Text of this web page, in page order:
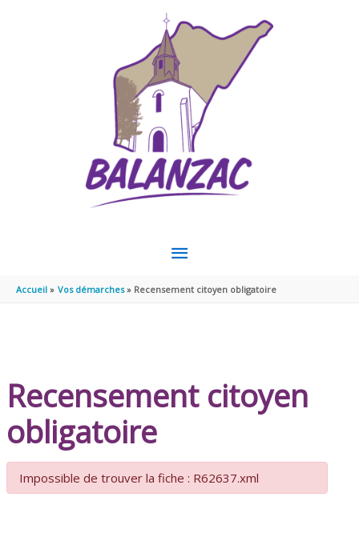
MENU
PRINCIPAL
Accueil Vos démarches Recensement citoyen obligatoire
Recensement citoyen
obligatoire
Impossible de trouver la fiche : R62637.xml